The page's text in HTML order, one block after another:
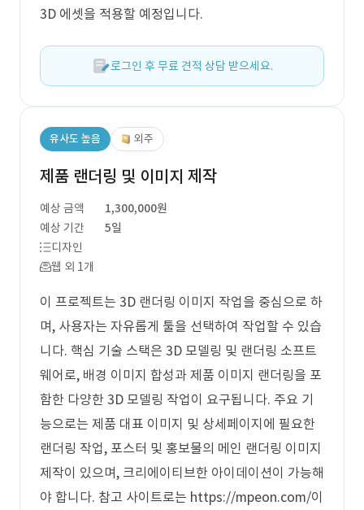
3D 에셋을 적용할 예정입니다.
로그인 후 무료 견적 상담 받으세요.
유사도 높음 외주
제품 랜더링 및 이미지 제작
예상 금액
1,300,000원
예상 기간
5일
디자인
웹 외 1개
이 프로젝트는 3D 랜더링 이미지 작업을 중심으로 하
며, 사용자는 자유롭게 툴을 선택하여 작업할 수 있습
니다. 핵심 기술 스택은 3D 모델링 및 랜더링 소프트
웨어로, 배경 이미지 합성과 제품 이미지 랜더링을 포
함한 다양한 3D 모델링 작업이 요구됩니다. 주요 기
능으로는 제품 대표 이미지 및 상세페이지에 필요한
랜더링 작업, 포스터 및 홍보물의 메인 랜더링 이미지
제작이 있으며, 크리에이티브한 아이데이션이 가능해
야 합니다. 참고 사이트로는 https://mpeon.com/이